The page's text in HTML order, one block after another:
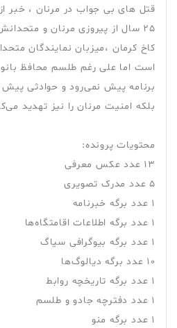
قتل های بی جواب در مرنان ، خبر
25 سال از پیروزی مرنان و
کاخ کرمان ،میزبان نمایندگان
است اما علی رغم طلسم محافظ
برنامه پیش نمی‌رود و حوادثی پیش
بلکه امنیت مرنان را نیز تهدید
محتویات پرونده:
۱۳ عدد عکس معرفی
۵ عدد مدرک تصویری
۱ عدد برگه خبرنامه
۱ عدد برگه اطلاعات اقامتگاه‌ها
۱ عدد برگه بیوگرافی سیاگ
۱۰ عدد برگه دیالوگ‌ها
۱ عدد برگه تاریخچه روابط
۱ عدد دفترچه جادو و طلسم
۱ عدد برگه منو